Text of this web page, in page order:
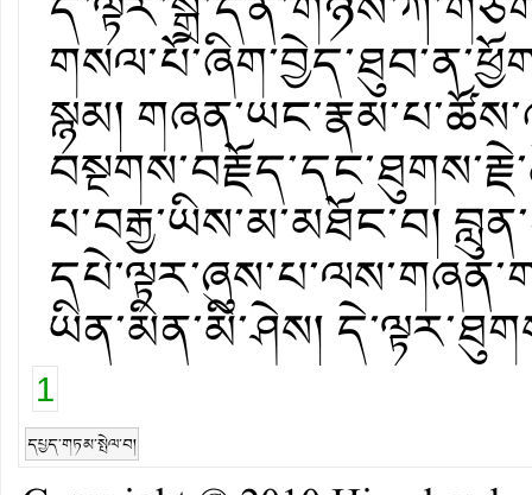
སྙམ།
པ་བརྒྱ་ཡིས་མ་མཐོང་བ།
ཡིན་མིན་མི་ཤེས།
1
དཔྱད་གཏམ་སྤེལ་བ།